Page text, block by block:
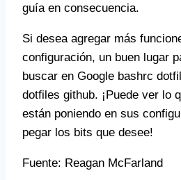
guía en consecuencia.
Si desea agregar más
configuración, un buen lugar
buscar en Google bashrc
dotfiles github. ¡Puede ver lo
están poniendo en sus
pegar los bits que desee!
Fuente: Reagan McFarland